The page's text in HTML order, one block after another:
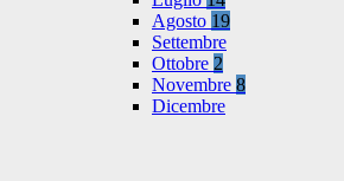
Agosto 19
Settembre
Ottobre 2
Novembre 8
Dicembre